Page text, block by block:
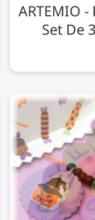
ARTEMIO
Set De